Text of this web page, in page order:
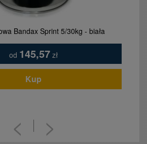
Tablica tabliczka
< >